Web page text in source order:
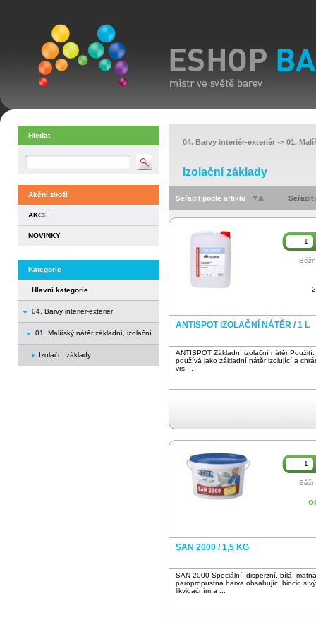
Hledat
Akční zboží
AKCE
NOVINKY
Kategorie
Hlavní kategorie
04. Barvy interiér-exteriér
01. Malířský nátěr základní, izolační
Izolační základy
04. Barvy interiér-exteriér -> 01.
Izolační základy
Seřadit podle artiklu Seřadit
ANTISPOT IZOLAČNÍ NÁTĚR / 1 L
ANTISPOT Základní izolační nátěr Použití:
používá jako základní nátěr izolující a
vrs ...
SAN 2000 / 1,5 KG
SAN 2000 Speciální, disperzní, bílá,
paropropustná barva obsahující biocid s
likvidačním a ...